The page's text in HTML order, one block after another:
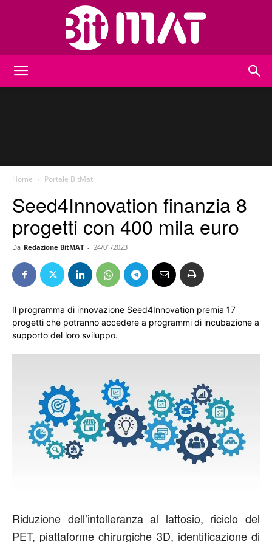
Home Portale BitMat
Seed4Innovation finanzia 8
progetti con 400 mila euro
Da Redazione BitMAT - 24/01/2023
Il programma di innovazione Seed4Innovation premia 17
progetti che potranno accedere a programmi di incubazione a
supporto del loro sviluppo.
Riduzione dell’intolleranza al lattosio, riciclo del
PET, piattaforme chirurgiche 3D, identificazione di